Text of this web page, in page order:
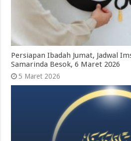
Persiapan Ibadah Jumat, Jadwal
Samarinda Besok, 6 Maret 2026
5 Maret 2026